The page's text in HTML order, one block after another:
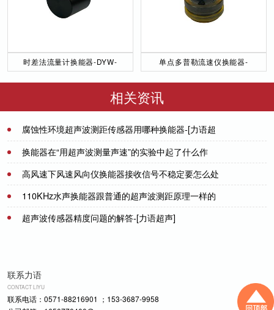
时差法流量计换能器-DYW-
单点多普勒流速仪换能器-
相关资讯
腐蚀性环境超声波测距传感器用哪种换能器-[力语超
声]
换能器在“用超声波测量声速”的实验中起了什么作
用？
高风速下风速风向仪换能器接收信号不稳定要怎么处
理
110KHz水声换能器跟普通的超声波测距原理一样的
吗？
超声波传感器精度问题的解答-[力语超声]
联系力语
CONTACT LIYU
联系电话：0571-88216901 ；153-3687-9958